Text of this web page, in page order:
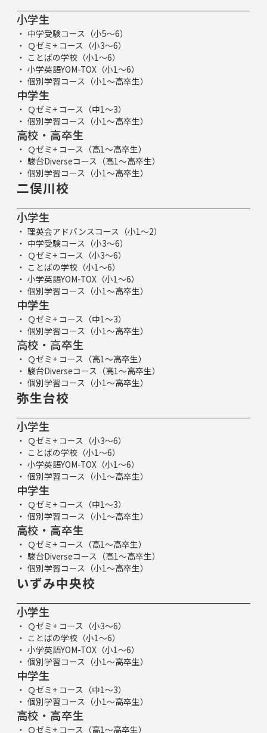
小学生
中学受験コース（小5～6）
Ｑゼミ+ コース（小3～6）
ことばの学校（小1～6）
小学英語YOM-TOX（小1～6）
個別学習コース（小1～高卒生）
中学生
Ｑゼミ+ コース（中1～3）
個別学習コース（小1～高卒生）
高校・高卒生
Ｑゼミ+ コース（高1～高卒生）
駿台Diverseコース（高1～高卒生）
個別学習コース（小1～高卒生）
二俣川校
小学生
理英会アドバンスコース（小1～2）
中学受験コース（小3～6）
Ｑゼミ+ コース（小3～6）
ことばの学校（小1～6）
小学英語YOM-TOX（小1～6）
個別学習コース（小1～高卒生）
中学生
Ｑゼミ+ コース（中1～3）
個別学習コース（小1～高卒生）
高校・高卒生
Ｑゼミ+ コース（高1～高卒生）
駿台Diverseコース（高1～高卒生）
個別学習コース（小1～高卒生）
弥生台校
小学生
Ｑゼミ+ コース（小3～6）
ことばの学校（小1～6）
小学英語YOM-TOX（小1～6）
個別学習コース（小1～高卒生）
中学生
Ｑゼミ+ コース（中1～3）
個別学習コース（小1～高卒生）
高校・高卒生
Ｑゼミ+ コース（高1～高卒生）
駿台Diverseコース（高1～高卒生）
個別学習コース（小1～高卒生）
いずみ中央校
小学生
Ｑゼミ+ コース（小3～6）
ことばの学校（小1～6）
小学英語YOM-TOX（小1～6）
個別学習コース（小1～高卒生）
中学生
Ｑゼミ+ コース（中1～3）
個別学習コース（小1～高卒生）
高校・高卒生
Ｑゼミ+ コース（高1～高卒生）